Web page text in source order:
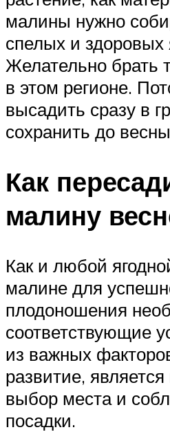
малины нужно
спелых и здоровых
Желательно брать
в этом регионе.
высадить сразу в
сохранить до
Как
малину
Как и любой
малине для
плодоношения
соответствующие
из важных
развитие,
выбор места и
посадки.